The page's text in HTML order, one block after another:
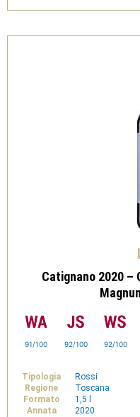
Selezione
Dievole
Catignano 2020 –
91/100 92/100 92/100
Tipologia
Rossi
Regione
Toscana
Formato
1,5 l
Annata
2020